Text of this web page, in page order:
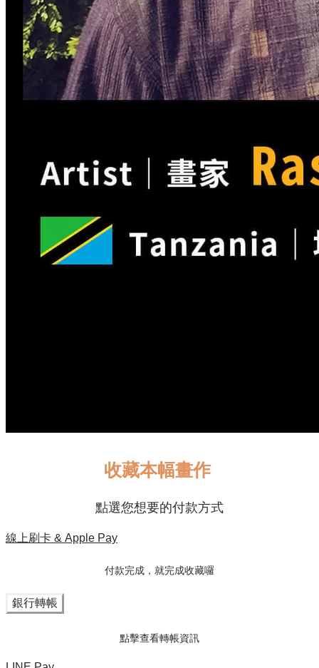
收藏本幅畫作
點選您想要的付款方式
線上刷卡 & Apple Pay
付款完成，就完成收藏囉
銀行轉帳
點擊查看轉帳資訊